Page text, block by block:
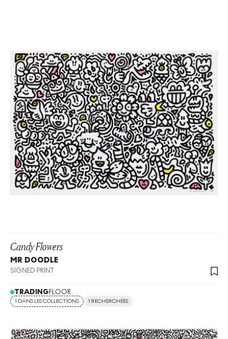
Candy Flowers
MR DOODLE
SIGNED PRINT
TRADINGFLOOR
1 DANS LES COLLECTIONS 1 RECHERCHÉES